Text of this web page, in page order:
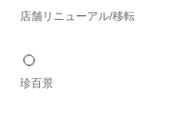
店舗リニューアル/移転
珍百景